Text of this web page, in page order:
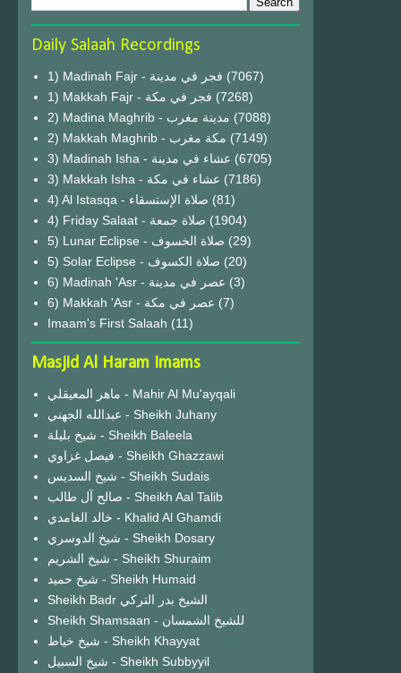
Daily Salaah Recordings
1) Madinah Fajr - فجر في مدينة (7067)
1) Makkah Fajr - فجر في مكة (7268)
2) Madina Maghrib - مدينة مغرب (7088)
2) Makkah Maghrib - مكة مغرب (7149)
3) Madinah Isha - عشاء في مدينة (6705)
3) Makkah Isha - عشاء في مكة (7186)
4) Al Istasqa - صلاة الإستسقاء (81)
4) Friday Salaat - صلاة جمعة (1904)
5) Lunar Eclipse - صلاة الخسوف (29)
(20)
6) Madinah 'Asr - عصر في مدينة (3)
6) Makkah 'Asr - عصر في مكة (7)
Imaam's First Salaah (11)
Masjid Al Haram Imams
ماهر المعيقلي - Mahir Al Mu'ayqali
عبدالله الجهني - Sheikh Juhany
شيخ بليلة - Sheikh Baleela
فيصل غزاوي - Sheikh Ghazzawi
شيخ السديس - Sheikh Sudais
صالح آل طالب - Sheikh Aal Talib
خالد الغامدي - Khalid Al Ghamdi
شيخ الدوسري - Sheikh Dosary
شيخ الشريم - Sheikh Shuraim
شيخ حميد - Sheikh Humaid
Sheikh Badr الشيخ بدر التركي
Sheikh Shamsaan - للشيخ الشمسان
شيخ خياط - Sheikh Khayyat
شيخ السبيل - Sheikh Subbyyil